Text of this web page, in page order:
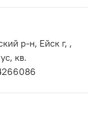
р-н, Ейск г, ,
кв.